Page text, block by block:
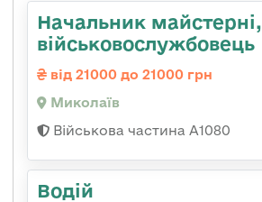
Начальник майстерні,
військовослужбовець
від 21000 до 21000 грн
Миколаїв
Військова частина А1080
Водій